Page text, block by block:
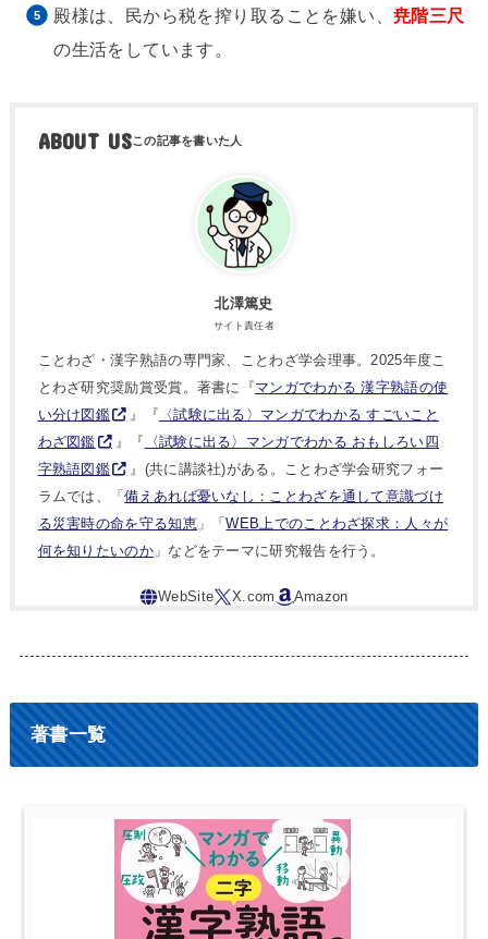
殿様は、民から税を搾り取ることを嫌い、尭階三尺
の生活をしています。
ABOUT US
北澤篤史
サイト責任者
ことわざ・漢字熟語の専門家、ことわざ学会理事。2025年度こ
とわざ研究奨励賞受賞。著書に『マンガでわかる 漢字熟語の使
い分け図鑑
』『 〈試験に出る〉マンガでわかる すごいこと
わざ図鑑
』『
〈試験に出る〉マンガでわかる おもしろい四
字熟語図鑑
』(共に講談社)がある。ことわざ学会研究フォー
ラムでは、「備えあれば憂いなし：ことわざを通して意識づけ
る災害時の命を守る知恵」「WEB上でのことわざ探求：人々が
何を知りたいのか」などをテーマに研究報告を行う。
著書一覧